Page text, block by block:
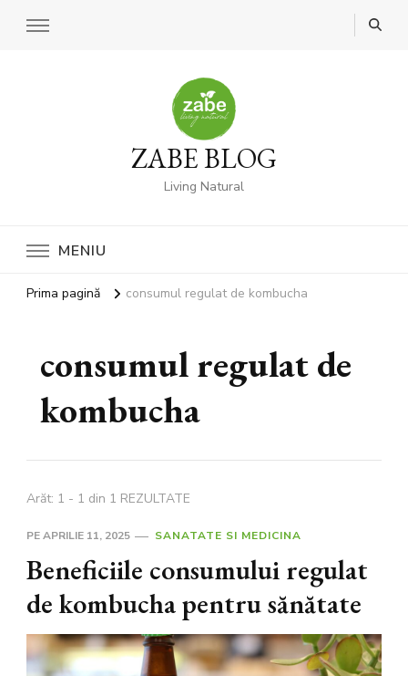
ZABE BLOG
Living Natural
MENIU
Prima pagină consumul regulat de kombucha
consumul regulat de
kombucha
Arăt: 1 - 1 din 1 REZULTATE
PEAPRILIE 11, 2025 SANATATE SI MEDICINA
Beneficiile consumului regulat
de kombucha pentru sănătate